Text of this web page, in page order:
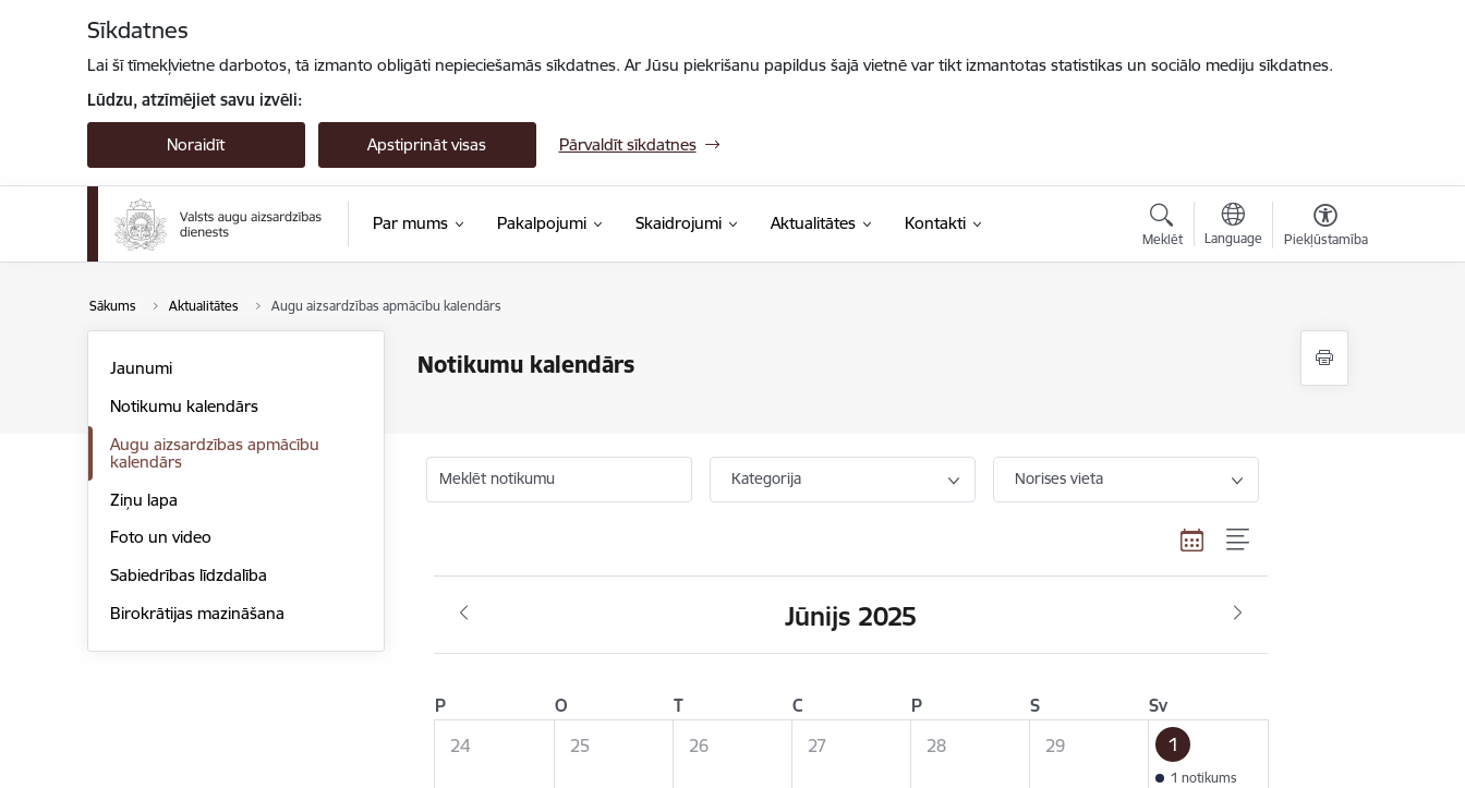
Sīkdatnes
Lai šī tīmekļvietne darbotos, tā izmanto obligāti nepieciešamās sīkdatnes. Ar Jūsu piekrišanu papildus šajā vietnē var tikt izmantotas statistikas un sociālo mediju sīkdatnes.
Lūdzu, atzīmējiet savu izvēli:
Noraidīt Apstiprināt visas Pārvaldīt sīkdatnes
Par mums Pakalpojumi Skaidrojumi Aktualitātes Kontakti
Meklēt Language Piekļūstamība
Sākums Aktualitātes Augu aizsardzības apmācību kalendārs
Notikumu kalendārs
Jaunumi
Notikumu kalendārs
Augu aizsardzības apmācību
kalendārs
Ziņu lapa
Foto un video
Sabiedrības līdzdalība
Birokrātijas mazināšana
Meklēt notikumu Kategorija Norises vieta
Jūnijs 2025
P O T C P S
Sv
24
25 26 27 28 29 1
1 notikums